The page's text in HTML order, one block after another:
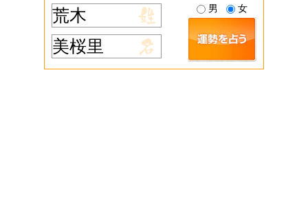
男 女